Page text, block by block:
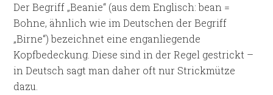
Der Begriff „Beanie“ (aus dem Englisch:bean =
Bohne, ähnlich wie im Deutschen der Begriff
„Birne“) bezeichnet eine enganliegende
Kopfbedeckung. Diese sind in der Regel gestrickt –
in Deutsch sagt man daher oft nur Strickmütze
dazu.